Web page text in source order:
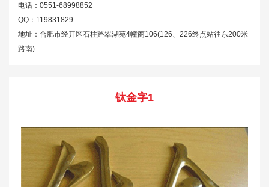
电话：0551-68998852
QQ：119831829
地址：合肥市经开区石柱路翠湖苑4幢商106(126、226终点站往东200米
路南)
钛金字1